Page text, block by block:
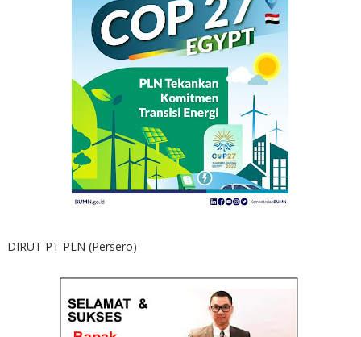
DIRUT PT PLN (Persero)